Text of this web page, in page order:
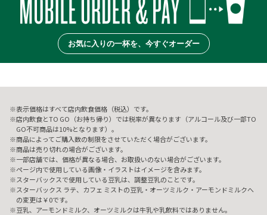
お気に入りの一杯を、今すぐオーダー
表示価格はすべて店内飲食価格（税込）です。
店内飲食とTO GO（お持ち帰り）では税率が異なります（アルコール及び一部TO
GO不可商品は10%となります）。
商品によってご購入数の制限をさせていただく場合がございます。
商品は売り切れの場合がございます。
一部店舗では、価格が異なる場合、お取扱いのない場合がございます。
ページ内で使用している画像・イラストはイメージを含みます。
スターバックスで使用している豆乳は、調整豆乳のことです。
スターバックス ラテ、カフェ ミストの豆乳・オーツミルク・アーモンドミルクへ
の変更は￥0です。
豆乳、アーモンドミルク、オーツミルクは牛乳や乳飲料ではありません。